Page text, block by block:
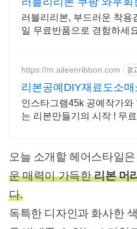
러블리리본, 부드러운 착용
일 무료반품으로 경험하세
https://m.aileenribbon.com 광
리본공예DIY재료도소매
인스타틱톡70K공예작가
인스타그램45k 공예작가와
는 리본만들기의 시작 ! 무
뎃,만들기쉬운 엄마표레시
오늘 소개할 헤어스타일
운 매력이 가득한리본 머
다.
독특한 디자인과 화사한